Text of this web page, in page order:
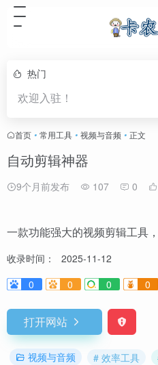
热门
欢迎入驻！
首页 • 常用工具 • 视频与音频 • 正文
自动剪辑神器
9个月前发布 107 0
一款功能强大的视频剪辑工具
收录时间：
2025-11-12
0
0 0 0
打开网站
视频与音频 # 效率工具